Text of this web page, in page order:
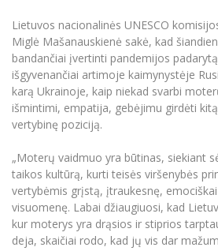
Lietuvos nacionalinės UNESCO
Miglė Mašanauskienė sakė, kad
bandančiai įvertinti pandemijos
išgyvenančiai artimoje kaimynystėje
karą Ukrainoje, kaip niekad svarbi
išmintimi, empatija, gebėjimu girdėti
vertybinę poziciją.
„Moterų vaidmuo yra būtinas, siekiant
taikos kultūrą, kurti teisės viršenybės
vertybėmis grįstą, įtraukesnę,
visuomenę. Labai džiaugiuosi, kad
kur moterys yra drąsios ir stiprios
deja, skaičiai rodo, kad jų vis dar